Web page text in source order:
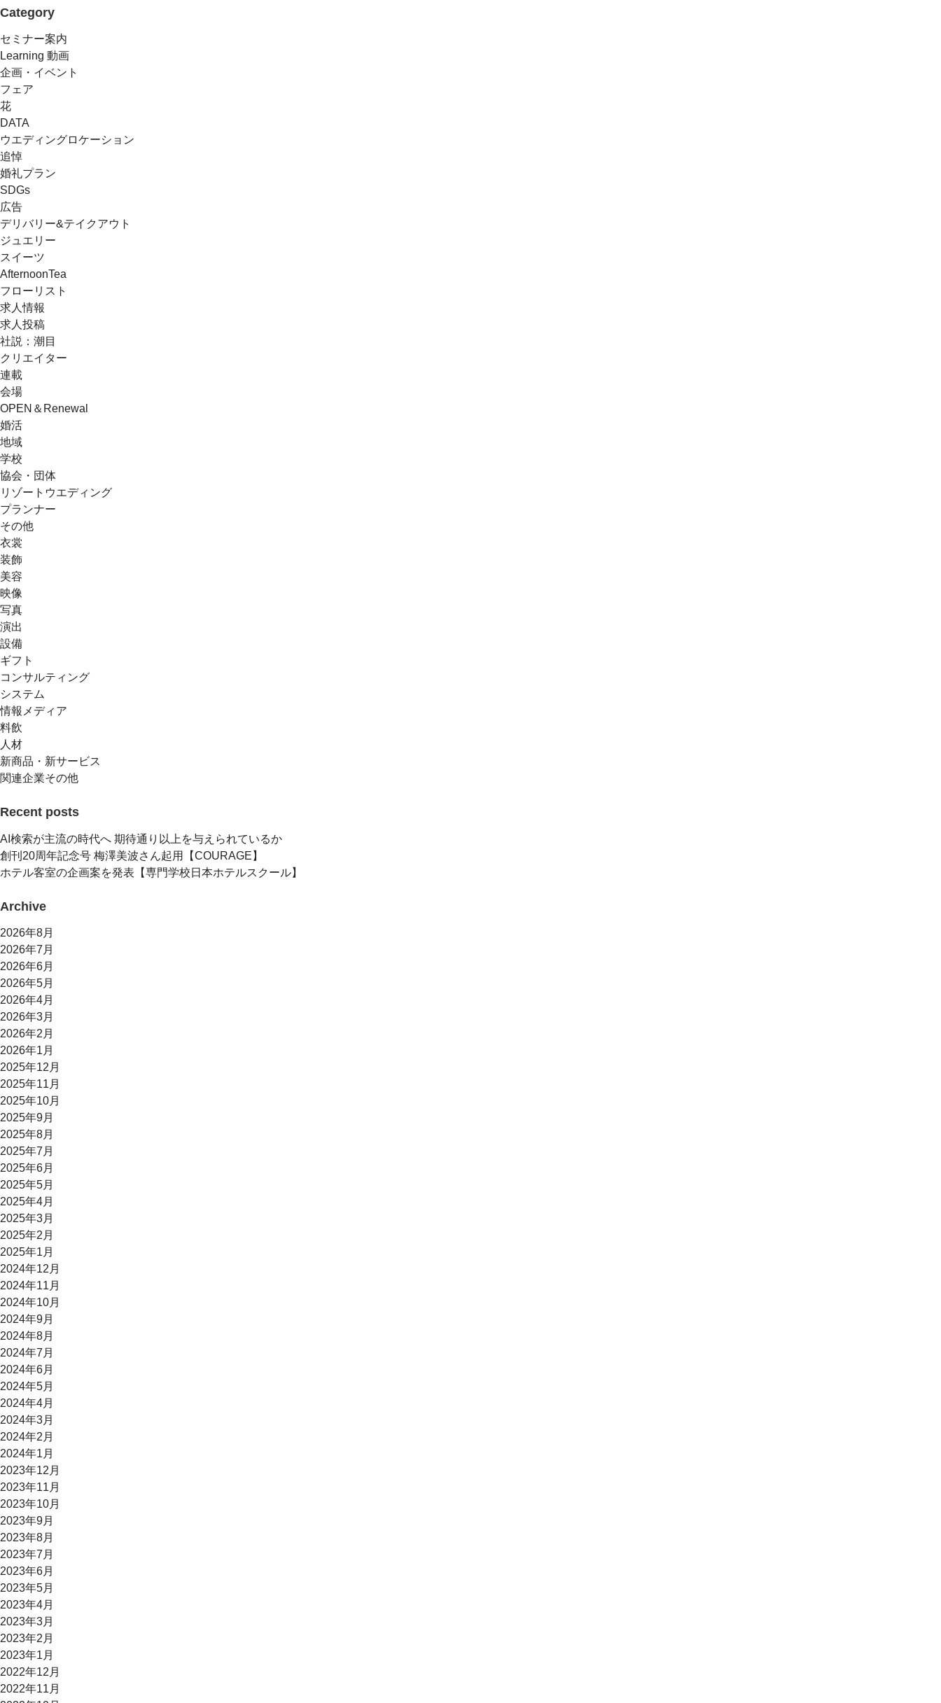
Category
セミナー案内
Learning 動画
企画・イベント
フェア
花
DATA
ウエディングロケーション
追悼
婚礼プラン
SDGs
広告
デリバリー&テイクアウト
ジュエリー
スイーツ
AfternoonTea
フローリスト
求人情報
求人投稿
社説：潮目
クリエイター
連載
会場
OPEN＆Renewal
婚活
地域
学校
協会・団体
リゾートウエディング
プランナー
その他
衣裳
装飾
美容
映像
写真
演出
設備
ギフト
コンサルティング
システム
情報メディア
料飲
人材
新商品・新サービス
関連企業その他
Recent posts
AI検索が主流の時代へ 期待通り以上を与えられているか
創刊20周年記念号 梅澤美波さん起用【COURAGE】
ホテル客室の企画案を発表【専門学校日本ホテルスクール】
Archive
2026年8月
2026年7月
2026年6月
2026年5月
2026年4月
2026年3月
2026年2月
2026年1月
2025年12月
2025年11月
2025年10月
2025年9月
2025年8月
2025年7月
2025年6月
2025年5月
2025年4月
2025年3月
2025年2月
2025年1月
2024年12月
2024年11月
2024年10月
2024年9月
2024年8月
2024年7月
2024年6月
2024年5月
2024年4月
2024年3月
2024年2月
2024年1月
2023年12月
2023年11月
2023年10月
2023年9月
2023年8月
2023年7月
2023年6月
2023年5月
2023年4月
2023年3月
2023年2月
2023年1月
2022年12月
2022年11月